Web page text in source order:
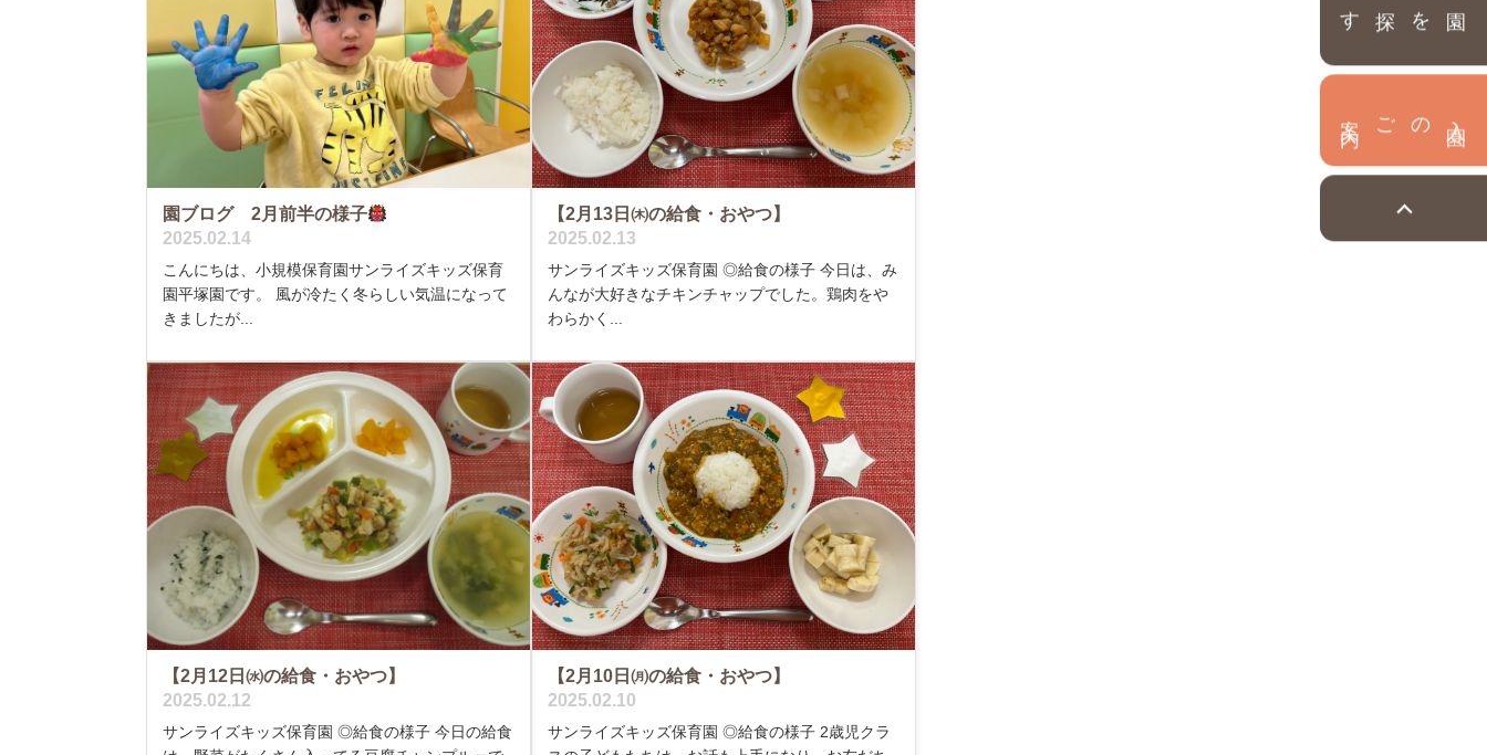
園を探す
園ブログ 2月前半の様子
2025.02.14
こんにちは、小規模保育園サンライズキッズ保育
園平塚園です。 風が冷たく冬らしい気温になって
きましたが...
【2月13日㈭の給食・おやつ】
2025.02.13
サンライズキッズ保育園 ◎給食の様子 今日は、み
んなが大好きなチキンチャップでした。鶏肉をや
わらかく...
【2月12日㈬の給食・おやつ】
2025.02.12
サンライズキッズ保育園 ◎給食の様子 今日の給食
【2月10日㈪の給食・おやつ】
2025.02.10
サンライズキッズ保育園 ◎給食の様子 2歳児クラ